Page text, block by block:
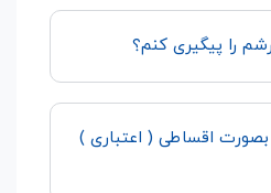
را پیگیری کنم؟
بصورت اقساطی ( اعتباری )